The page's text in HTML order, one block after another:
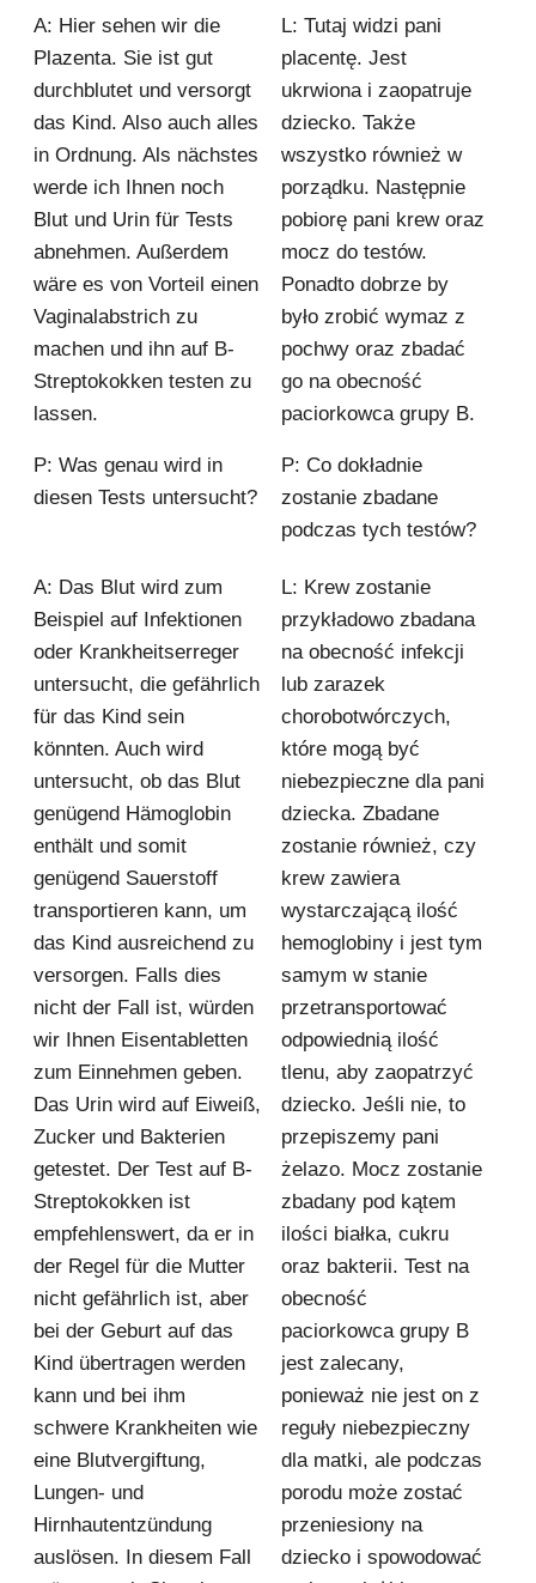
A: Hier sehen wir die
Plazenta. Sie ist gut
durchblutet und versorgt
das Kind. Also auch alles
in Ordnung. Als nächstes
werde ich Ihnen noch
Blut und Urin für Tests
abnehmen. Außerdem
wäre es von Vorteil einen
Vaginalabstrich zu
machen und ihn auf B-
Streptokokken testen zu
lassen.
L: Tutaj widzi pani
placentę. Jest
ukrwiona i zaopatruje
dziecko. Także
wszystko również w
porządku. Następnie
pobiorę pani krew oraz
mocz do testów.
Ponadto dobrze by
było zrobić wymaz z
pochwy oraz zbadać
go na obecność
paciorkowca grupy B.
P: Was genau wird in
diesen Tests untersucht?
P: Co dokładnie
zostanie zbadane
podczas tych testów?
A: Das Blut wird zum
Beispiel auf Infektionen
oder Krankheitserreger
untersucht, die gefährlich
für das Kind sein
könnten. Auch wird
untersucht, ob das Blut
genügend Hämoglobin
enthält und somit
genügend Sauerstoff
transportieren kann, um
das Kind ausreichend zu
versorgen. Falls dies
nicht der Fall ist, würden
wir Ihnen Eisentabletten
zum Einnehmen geben.
Das Urin wird auf Eiweiß,
Zucker und Bakterien
getestet. Der Test auf B-
Streptokokken ist
empfehlenswert, da er in
der Regel für die Mutter
nicht gefährlich ist, aber
bei der Geburt auf das
Kind übertragen werden
kann und bei ihm
schwere Krankheiten wie
eine Blutvergiftung,
Lungen- und
Hirnhautentzündung
auslösen. In diesem Fall
L: Krew zostanie
przykładowo zbadana
na obecność infekcji
lub zarazek
chorobotwórczych,
które mogą być
niebezpieczne dla pani
dziecka. Zbadane
zostanie również, czy
krew zawiera
wystarczającą ilość
hemoglobiny i jest tym
samym w stanie
przetransportować
odpowiednią ilość
tlenu, aby zaopatrzyć
dziecko. Jeśli nie, to
przepiszemy pani
żelazo. Mocz zostanie
zbadany pod kątem
ilości białka, cukru
oraz bakterii. Test na
obecność
paciorkowca grupy B
jest zalecany,
ponieważ nie jest on z
reguły niebezpieczny
dla matki, ale podczas
porodu może zostać
przeniesiony na
dziecko i spowodować